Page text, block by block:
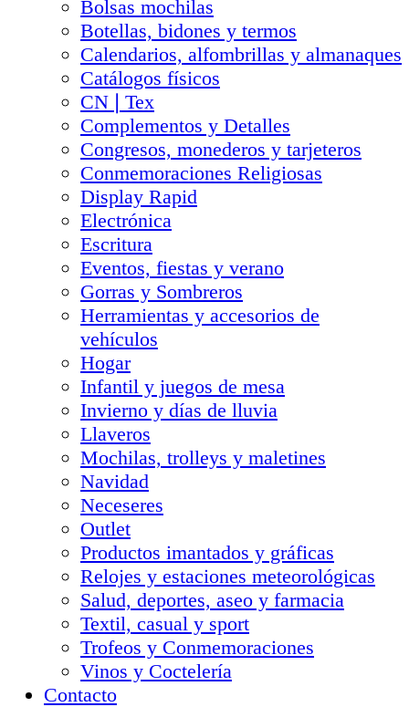
Bolsas mochilas
Botellas, bidones y termos
Calendarios, alfombrillas y almanaques
Catálogos físicos
CN❘Tex
Complementos y Detalles
Congresos, monederos y tarjeteros
Conmemoraciones Religiosas
Display Rapid
Electrónica
Escritura
Eventos, fiestas y verano
Gorras y Sombreros
Herramientas y accesorios de
vehículos
Hogar
Infantil y juegos de mesa
Invierno y días de lluvia
Llaveros
Mochilas, trolleys y maletines
Navidad
Neceseres
Outlet
Productos imantados y gráficas
Relojes y estaciones meteorológicas
Salud, deportes, aseo y farmacia
Textil, casual y sport
Trofeos y Conmemoraciones
Vinos y Coctelería
Contacto